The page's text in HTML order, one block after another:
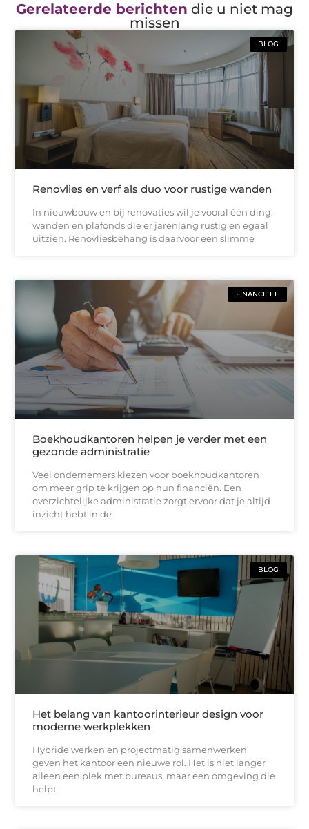
Gerelateerde berichten die u niet mag
missen
BLOG
Renovlies en verf als duo voor rustige wanden
In nieuwbouw en bij renovaties wil je vooral één ding:
wanden en plafonds die er jarenlang rustig en egaal
uitzien. Renovliesbehang is daarvoor een slimme
FINANCIEEL
Boekhoudkantoren helpen je verder met een
gezonde administratie
Veel ondernemers kiezen voor boekhoudkantoren
om meer grip te krijgen op hun financiën. Een
overzichtelijke administratie zorgt ervoor dat je altijd
inzicht hebt in de
BLOG
Het belang van kantoorinterieur design voor
moderne werkplekken
Hybride werken en projectmatig samenwerken
geven het kantoor een nieuwe rol. Het is niet langer
alleen een plek met bureaus, maar een omgeving die
helpt